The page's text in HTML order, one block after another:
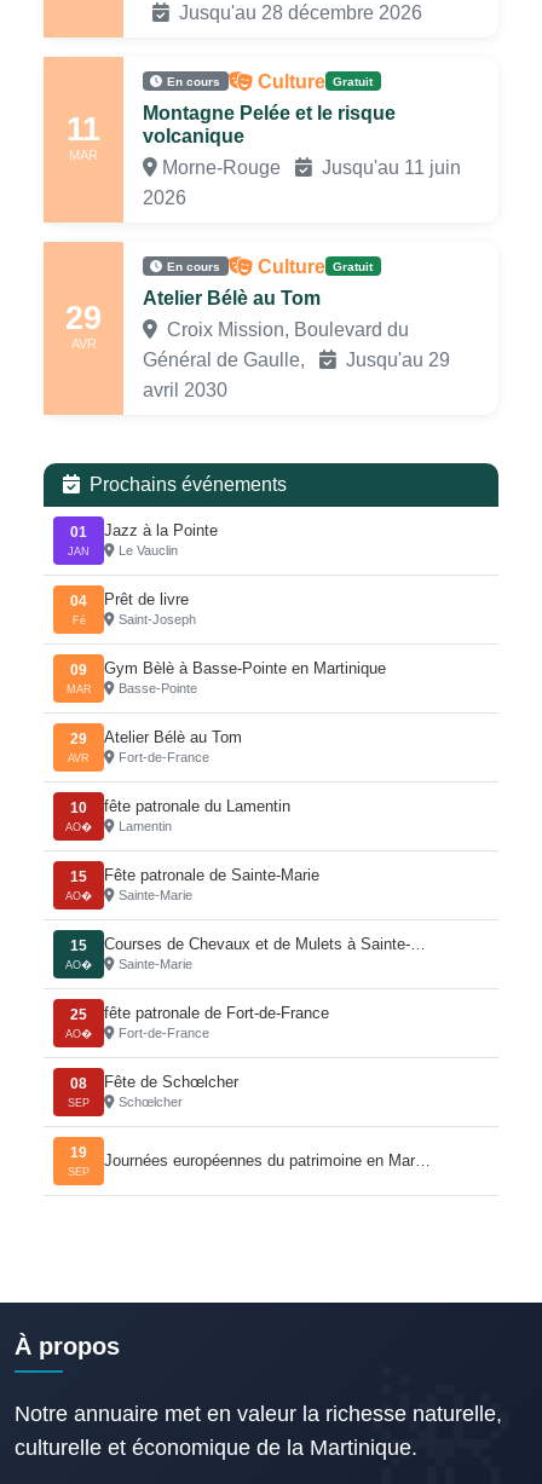
Jusqu'au 28 décembre 2026
11
MAR
En cours Culture Gratuit
Montagne Pelée et le risque
volcanique
Morne-Rouge
Jusqu'au 11 juin
2026
29
AVR
En cours Culture Gratuit
Atelier Bélè au Tom
Croix Mission, Boulevard du
Général de Gaulle,
Jusqu'au 29
avril 2030
Prochains événements
01
JAN
Jazz à la Pointe
Le Vauclin
04
Fé
Prêt de livre
Saint-Joseph
09
MAR
Gym Bèlè à Basse-Pointe en Martinique
Basse-Pointe
29
AVR
Atelier Bélè au Tom
Fort-de-France
10
AO�
fête patronale du Lamentin
Lamentin
15
AO�
Fête patronale de Sainte-Marie
Sainte-Marie
15
AO�
Courses de Chevaux et de Mulets à Sainte-…
Sainte-Marie
25
AO�
fête patronale de Fort-de-France
Fort-de-France
08
SEP
Fête de Schœlcher
Schœlcher
19
SEP
Journées européennes du patrimoine en Mar…
À propos
Notre annuaire met en valeur la richesse naturelle,
culturelle et économique de la Martinique.